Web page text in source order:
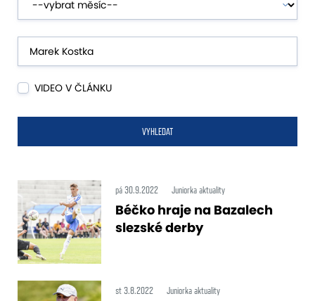
VIDEO V ČLÁNKU
VYHLEDAT
pá 30.9.2022 Juniorka aktuality
Béčko hraje na Bazalech
slezské derby
st 3.8.2022 Juniorka aktuality